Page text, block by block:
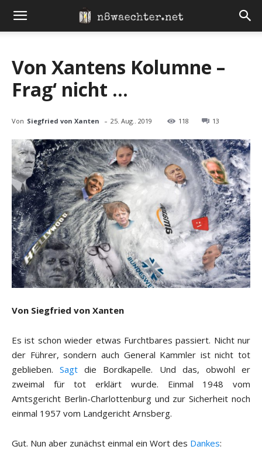
Von Xantens Kolumne –
Frag‘ nicht …
Von Siegfried von Xanten - 25. Aug.. 2019 118 13
Von Siegfried von Xanten
Es ist schon wieder etwas Furchtbares passiert. Nicht nur
der Führer, sondern auch General Kammler ist nicht tot
geblieben.Sagt die Bordkapelle. Und das, obwohl er
zweimal für tot erklärt wurde. Einmal 1948 vom
Amtsgericht Berlin-Charlottenburg und zur Sicherheit noch
einmal 1957 vom Landgericht Arnsberg.
Gut. Nun aber zunächst einmal ein Wort des Dankes: